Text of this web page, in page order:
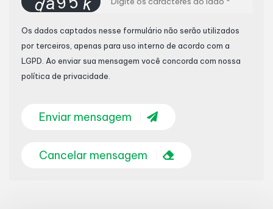
Os dados captados nesse formulário não serão utilizados
por terceiros, apenas para uso interno de acordo com a
LGPD . Ao enviar sua mensagem você concorda com nossa
política de privacidade.
Enviar mensagem
Cancelar mensagem